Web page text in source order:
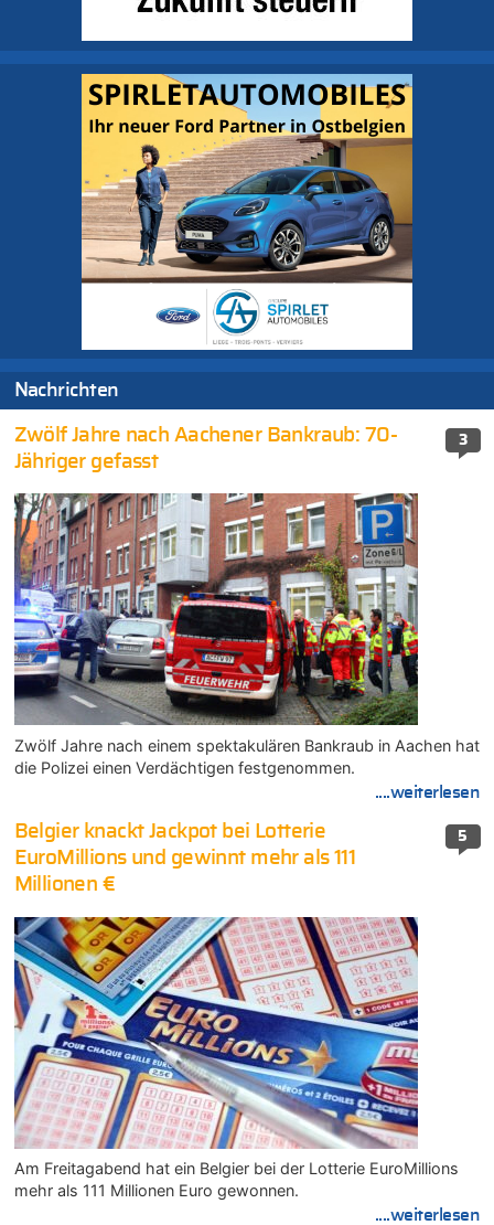
Nachrichten
3
Zwölf Jahre nach Aachener Bankraub: 70-
Jähriger gefasst
Zwölf Jahre nach einem spektakulären Bankraub in Aachen hat
die Polizei einen Verdächtigen festgenommen.
....weiterlesen
5
Belgier knackt Jackpot bei Lotterie
EuroMillions und gewinnt mehr als 111
Millionen €
Am Freitagabend hat ein Belgier bei der Lotterie EuroMillions
mehr als 111 Millionen Euro gewonnen.
....weiterlesen